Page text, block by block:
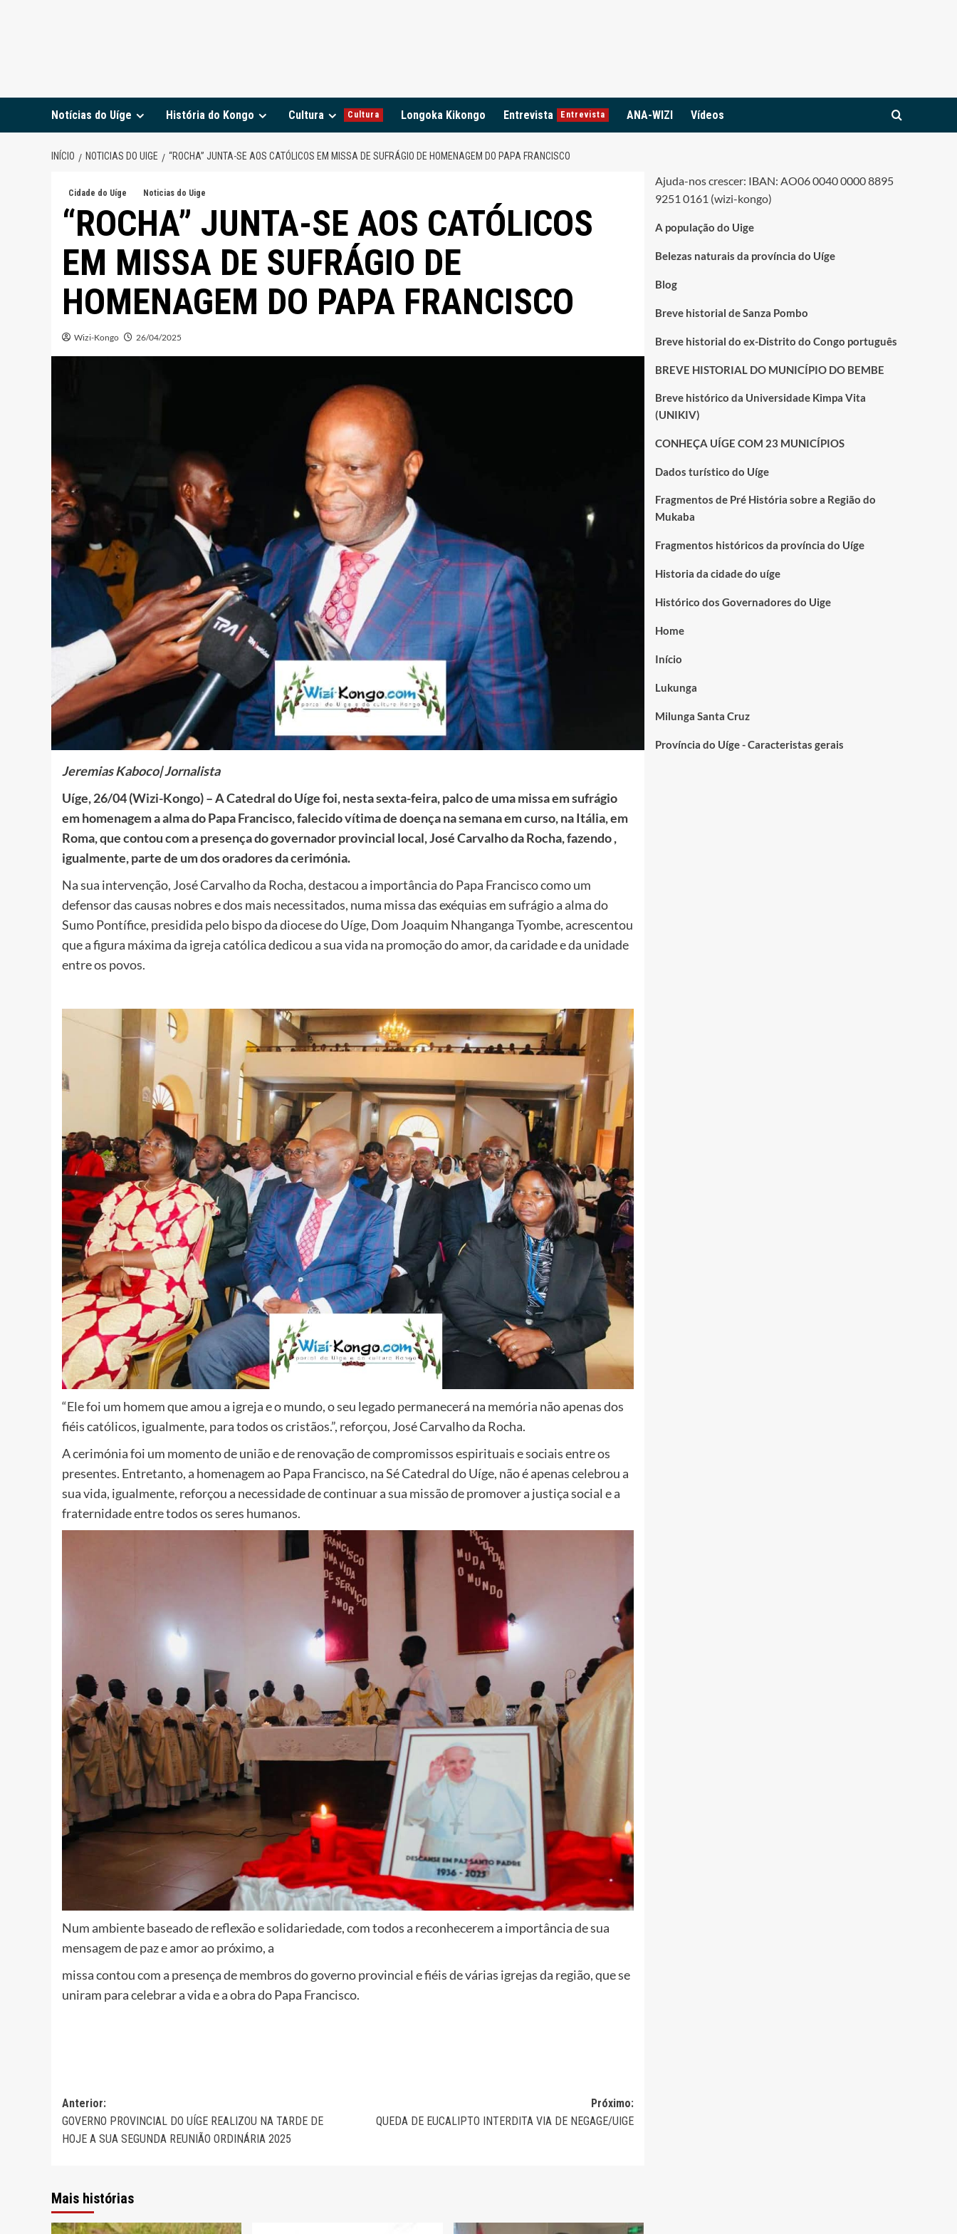
Notícias do Uíge História do Kongo Cultura Cultura Longoka Kikongo Entrevista Entrevista ANA-WIZI Vídeos
INÍCIO NOTICIAS DO UIGE “ROCHA” JUNTA-SE AOS CATÓLICOS EM MISSA DE SUFRÁGIO DE HOMENAGEM DO PAPA FRANCISCO
Cidade do Uíge Noticias do Uige
“ROCHA” JUNTA-SE AOS CATÓLICOS
EM MISSA DE SUFRÁGIO DE
HOMENAGEM DO PAPA FRANCISCO
Wizi-Kongo 26/04/2025
Jeremias Kaboco| Jornalista
Uíge, 26/04 (Wizi-Kongo) – A Catedral do Uíge foi, nesta sexta-feira, palco de uma missa em sufrágio
em homenagem a alma do Papa Francisco, falecido vítima de doença na semana em curso, na Itália, em
Roma, que contou com a presença do governador provincial local, José Carvalho da Rocha, fazendo ,
igualmente, parte de um dos oradores da cerimónia.
Na sua intervenção, José Carvalho da Rocha, destacou a importância do Papa Francisco como um
defensor das causas nobres e dos mais necessitados, numa missa das exéquias em sufrágio a alma do
Sumo Pontífice, presidida pelo bispo da diocese do Uíge, Dom Joaquim Nhanganga Tyombe, acrescentou
que a figura máxima da igreja católica dedicou a sua vida na promoção do amor, da caridade e da unidade
entre os povos.
“Ele foi um homem que amou a igreja e o mundo, o seu legado permanecerá na memória não apenas dos
fiéis católicos, igualmente, para todos os cristãos.”, reforçou, José Carvalho da Rocha.
A cerimónia foi um momento de união e de renovação de compromissos espirituais e sociais entre os
presentes. Entretanto, a homenagem ao Papa Francisco, na Sé Catedral do Uíge, não é apenas celebrou a
sua vida, igualmente, reforçou a necessidade de continuar a sua missão de promover a justiça social e a
fraternidade entre todos os seres humanos.
Num ambiente baseado de reflexão e solidariedade, com todos a reconhecerem a importância de sua
mensagem de paz e amor ao próximo, a
missa contou com a presença de membros do governo provincial e fiéis de várias igrejas da região, que se
uniram para celebrar a vida e a obra do Papa Francisco.
Navegação
de
Anterior:
GOVERNO PROVINCIAL DO UÍGE REALIZOU NA TARDE DE
HOJE A SUA SEGUNDA REUNIÃO ORDINÁRIA 2025
Próximo:
QUEDA DE EUCALIPTO INTERDITA VIA DE NEGAGE/UIGE
Mais histórias
Ajuda-nos crescer: IBAN: AO06 0040 0000 8895
9251 0161 (wizi-kongo)
A população do Uige
Belezas naturais da província do Uíge
Blog
Breve historial de Sanza Pombo
Breve historial do ex-Distrito do Congo português
BREVE HISTORIAL DO MUNICÍPIO DO BEMBE
Breve histórico da Universidade Kimpa Vita
(UNIKIV)
CONHEÇA UÍGE COM 23 MUNICÍPIOS
Dados turístico do Uíge
Fragmentos de Pré História sobre a Região do
Mukaba
Fragmentos históricos da província do Uíge
Historia da cidade do uíge
Histórico dos Governadores do Uige
Home
Início
Lukunga
Milunga Santa Cruz
Província do Uíge - Caracteristas gerais